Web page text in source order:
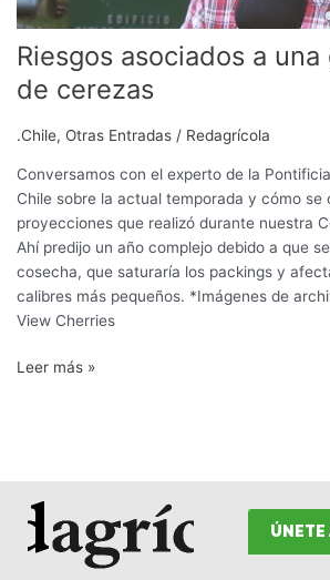
Riesgos asociados a
de cerezas
.Chile, Otras Entradas / Redagrícola
Conversamos con el experto de la
Chile sobre la actual temporada y cómo se
proyecciones que realizó durante nuestra
Ahí predijo un año complejo debido a que
cosecha, que saturaría los packings y
calibres más pequeños. *Imágenes de
View Cherries
Leer más »
ÚNETE